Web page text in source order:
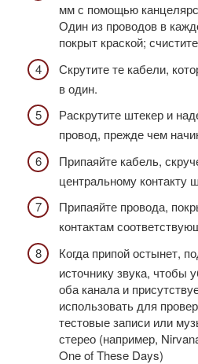
мм с помощью
Один из проводов в
покрыт краской;
Скрутите те кабели,
в один.
Раскрутите штекер и
провод, прежде чем
Припаяйте кабель,
центральному контакту
Припаяйте провода,
контактам
Когда припой остынет,
источнику звука, чтобы
оба канала и
использовать для
тестовые записи или
стерео (например,
One of These Days)